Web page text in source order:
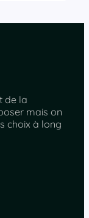
de la
mais on
choix à long